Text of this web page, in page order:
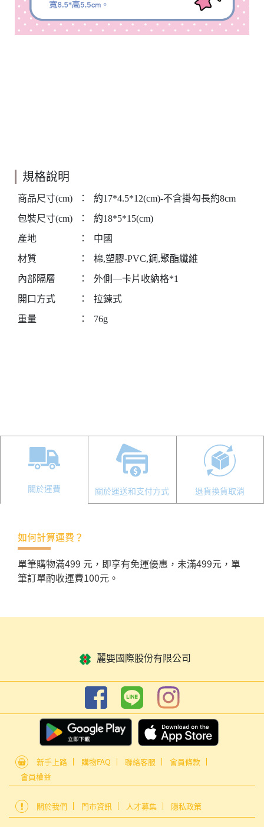
規格說明
商品尺寸(cm) ：
約17*4.5*12(cm)-不含掛勾長約8cm
包裝尺寸(cm)
：
約18*5*15(cm)
產地
：
中國
材質
：
棉,塑膠-PVC,鋼,聚酯纖維
內部隔層
：
外側—卡片收納格*1
開口方式
：
拉鍊式
重量
： 76g
關於運費 關於運送和支付方式 退貨換貨取消
如何計算運費？
單筆購物滿499 元，即享有免運優惠，未滿499元，單
筆訂單酌收運費100元。
麗嬰國際股份有限公司
新手上路 購物FAQ 聯絡客服
會員條款
會員權益
關於我們 門市資訊 人才募集 隱私政策